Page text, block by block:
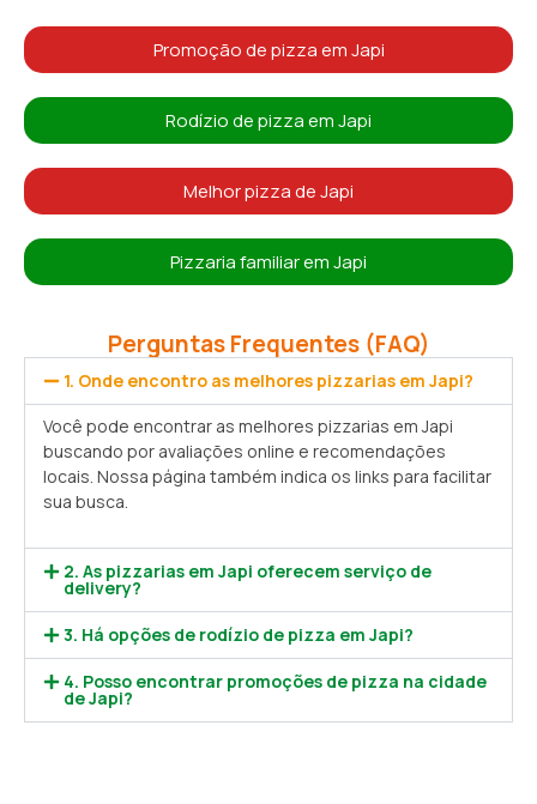
Promoção de pizza em Japi
Rodízio de pizza em Japi
Melhor pizza de Japi
Pizzaria familiar em Japi
Perguntas Frequentes (FAQ)
1. Onde encontro as melhores pizzarias em Japi?
Você pode encontrar as melhores pizzarias em Japi
buscando por avaliações online e recomendações
locais. Nossa página também indica os links para facilitar
sua busca.
2. As pizzarias em Japi oferecem serviço de
delivery?
3. Há opções de rodízio de pizza em Japi?
4. Posso encontrar promoções de pizza na cidade
de Japi?